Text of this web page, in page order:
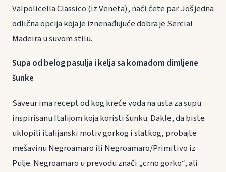
Valpolicella Classico (iz Veneta), naći ćete par. Još jedna
odlična opcija koja je iznenađujuće dobra je Sercial
Madeira u suvom stilu.
Supa od belog pasulja i kelja sa komadom dimljene
šunke
Saveur ima recept od kog kreće voda na usta za supu
inspirisanu Italijom koja koristi šunku. Dakle, da biste
uklopili italijanski motiv gorkog i slatkog, probajte
mešavinu Negroamaro ili Negroamaro/Primitivo iz
Pulje. Negroamaro u prevodu znači „crno gorko“, ali